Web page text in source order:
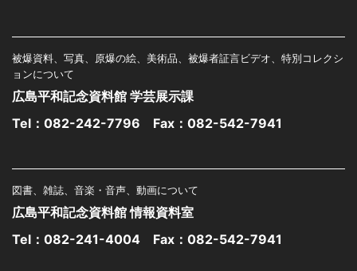
被爆資料、写真、原爆の絵、美術品、被爆者証言ビデオ、特別コレクシ
ョンについて
広島平和記念資料館 学芸展示課
Tel： 082-242-7796 Fax：082-542-7941
図書、雑誌、音楽・音声、動画について
広島平和記念資料館 情報資料室
Tel： 082-241-4004 Fax：082-542-7941